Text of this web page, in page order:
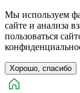
Мы используем
сайте и анализа
пользоваться
Хорошо, спасибо